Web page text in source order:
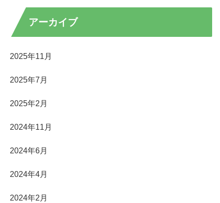
アーカイブ
2025年11月
2025年7月
2025年2月
2024年11月
2024年6月
2024年4月
2024年2月